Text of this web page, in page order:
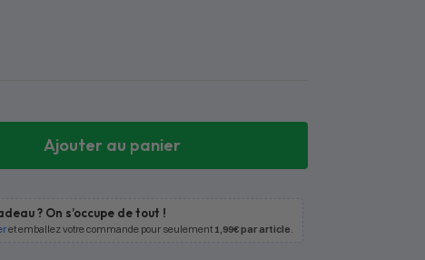
Ajouter au panier
? On s’occupe de tout !
et emballez votre commande pour seulement 1,99€ par article.